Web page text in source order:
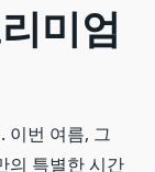
미엄
이번 여름, 그
의 특별한 시간